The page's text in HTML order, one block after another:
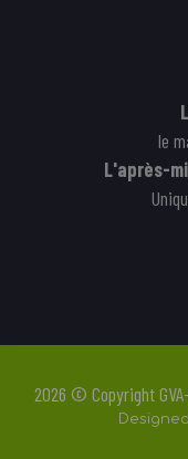
le
L'après-
2026 © Copyright